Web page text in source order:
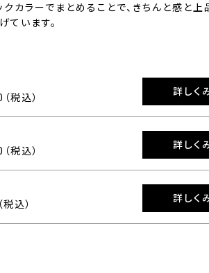
カラーでまとめることで、きちんと感と上
ています。
税込）
詳しく
税込）
詳しく
込）
詳しく